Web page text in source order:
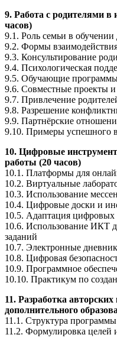
9. Работа с родителями
часов)
9.1. Роль семьи в
9.2. Формы
9.3. Консультирование
9.4. Психологическая
9.5. Обучающие программы
9.6. Совместные проекты
9.7. Привлечение
9.8. Разрешение
9.9. Партнёрские
9.10. Примеры успешного
10. Цифровые
работы (20 часов)
10.1. Платформы для
10.2. Виртуальные
10.3. Использование
10.4. Цифровые доски и
10.5. Адаптация цифровых
10.6. Использование ИКТ
заданий
10.7. Электронные
10.8. Цифровая
10.9. Программное
10.10. Практикум по
11. Разработка
дополнительного
11.1. Структура программы
11.2. Формулировка целей